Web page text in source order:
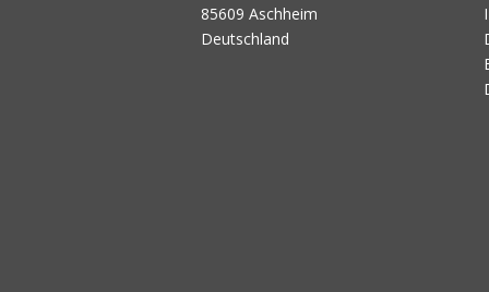
85609 Aschheim
Deutschland